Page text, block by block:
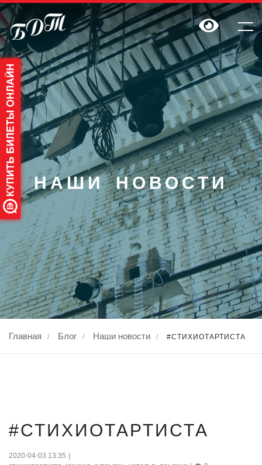
НАШИ НОВОСТИ
Главная / Блог / Наши новости / #СТИХИОТАРТИСТА
03
#СТИХИОТАРТИСТА
2020-04-03 13:35